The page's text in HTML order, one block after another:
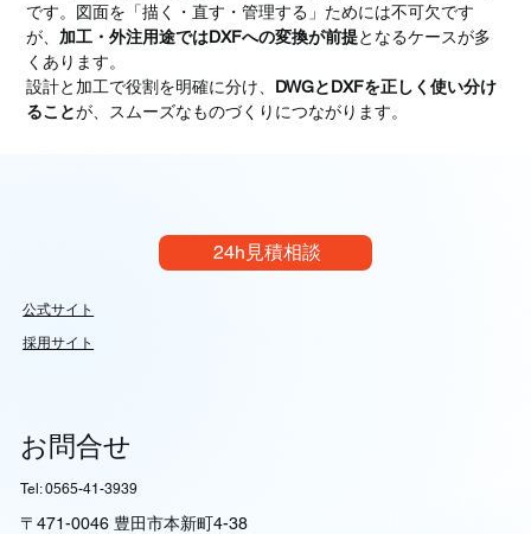
です。図面を「描く・直す・管理する」ためには不可欠です
が、 加工・外注用途ではDXFへの変換が前提となるケースが多
くあります。
設計と加工で役割を明確に分け、 DWGとDXFを正しく使い分け
ることが、スムーズなものづくりにつながります。
24h見積相談
公式サイト
採用サイト
お問合せ
Tel: 0565-41-3939
〒471-0046 豊田市本新町4-38